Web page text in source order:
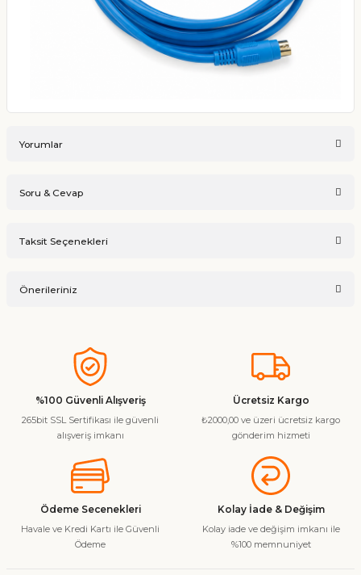
Yorumlar
Soru & Cevap
Taksit Seçenekleri
Önerileriniz
konularda yetersiz gördüğünüz noktaları öneri formunu
kullanarak tarafımıza iletebilirsiniz.
Görüş ve önerileriniz için teşekkür ederiz.
Ürün resmi kalitesiz, bozuk veya görüntülenemiyor.
Ürün bilgilerinde hatalar bulunuyor.
Ürün fiyatı diğer sitelerden daha pahalı.
%100 Güvenli Alışveriş
265bit SSL Sertifikası ile güvenli
alışveriş imkanı
Ücretsiz Kargo
₺2000,00 ve üzeri ücretsiz kargo
gönderim hizmeti
Ödeme Secenekleri
Havale ve Kredi Kartı ile Güvenli
Ödeme
Kolay İade & Değişim
Kolay iade ve değişim imkanı ile
%100 memnuniyet